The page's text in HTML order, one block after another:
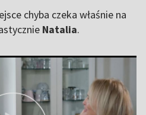
chyba czeka właśnie na
Natalia.